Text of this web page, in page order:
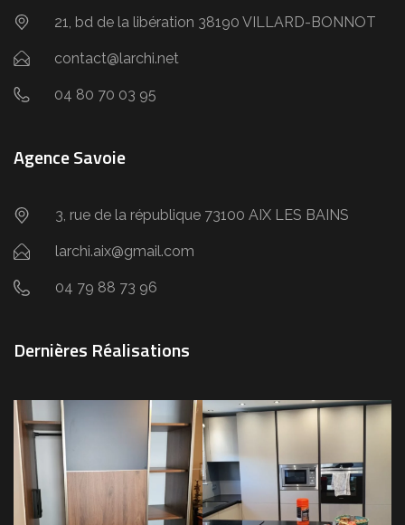
21, bd de la libération 38190 VILLARD-BONNOT
contact@larchi.net
04 80 70 03 95
Agence Savoie
3, rue de la république 73100 AIX LES BAINS
larchi.aix@gmail.com
04 79 88 73 96
Dernières Réalisations
Dressing à Chambéry (73) Cuisine à Doussard (74)